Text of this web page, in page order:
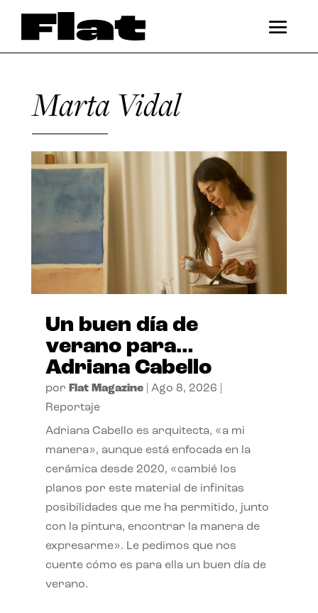
Marta Vidal
Un buen día de
verano para…
Adriana Cabello
por Flat Magazine| Ago 8, 2026
Reportaje
Adriana Cabello es arquitecta, «a mi
manera», aunque está enfocada en la
cerámica desde 2020, «cambié los
planos por este material de infinitas
posibilidades que me ha permitido, junto
con la pintura, encontrar la manera de
expresarme». Le pedimos que nos
cuente cómo es para ella un buen día de
verano.